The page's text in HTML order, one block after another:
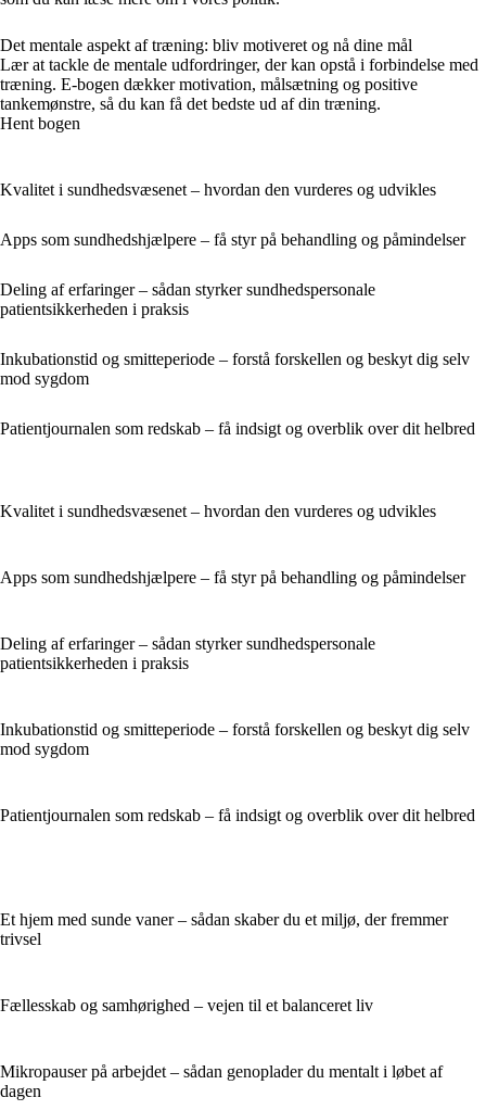
Det mentale aspekt af træning: bliv motiveret og nå dine mål
Lær at tackle de mentale udfordringer, der kan opstå i forbindelse med
træning. E-bogen dækker motivation, målsætning og positive
tankemønstre, så du kan få det bedste ud af din træning.
Hent bogen
Kvalitet i sundhedsvæsenet – hvordan den vurderes og udvikles
Apps som sundhedshjælpere – få styr på behandling og påmindelser
Deling af erfaringer – sådan styrker sundhedspersonale
patientsikkerheden i praksis
Inkubationstid og smitteperiode – forstå forskellen og beskyt dig selv
mod sygdom
Patientjournalen som redskab – få indsigt og overblik over dit helbred
Kvalitet i sundhedsvæsenet – hvordan den vurderes og udvikles
Apps som sundhedshjælpere – få styr på behandling og påmindelser
Deling af erfaringer – sådan styrker sundhedspersonale
patientsikkerheden i praksis
Inkubationstid og smitteperiode – forstå forskellen og beskyt dig selv
mod sygdom
Patientjournalen som redskab – få indsigt og overblik over dit helbred
Et hjem med sunde vaner – sådan skaber du et miljø, der fremmer
trivsel
Fællesskab og samhørighed – vejen til et balanceret liv
Mikropauser på arbejdet – sådan genoplader du mentalt i løbet af
dagen